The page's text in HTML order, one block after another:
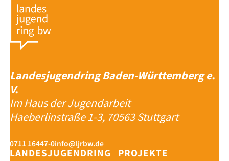
Landesjugendring Baden-Württemberg e.
V.
Im Haus der Jugendarbeit
Haeberlinstraße 1-3, 70563 Stuttgart
0711 16447-0info@ljrbw.de
LANDESJUGENDRING PROJEKTE